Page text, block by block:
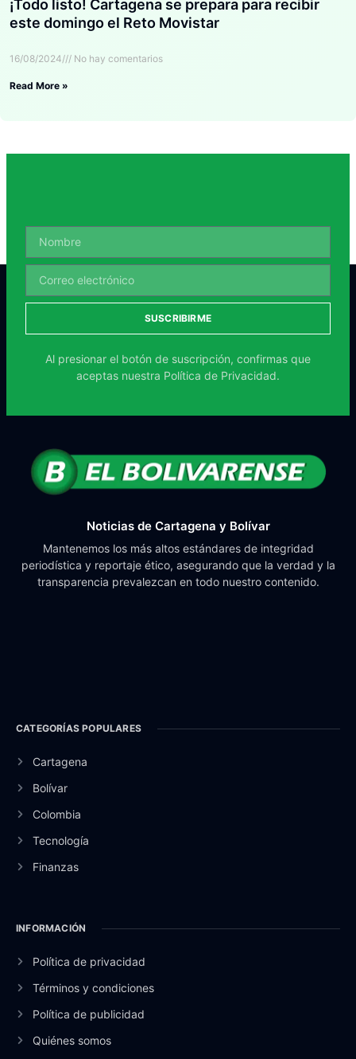
¡Todo listo! Cartagena se prepara para recibir
este domingo el Reto Movistar
16/08/2024 No hay comentarios
Read More »
SUSCRIBIRME
Al presionar el botón de suscripción, confirmas que
aceptas nuestra Política de Privacidad.
Noticias de Cartagena y Bolívar
Mantenemos los más altos estándares de integridad
periodística y reportaje ético, asegurando que la verdad y la
transparencia prevalezcan en todo nuestro contenido.
CATEGORÍAS POPULARES
Cartagena
Bolívar
Colombia
Tecnología
Finanzas
INFORMACIÓN
Política de privacidad
Términos y condiciones
Política de publicidad
Quiénes somos